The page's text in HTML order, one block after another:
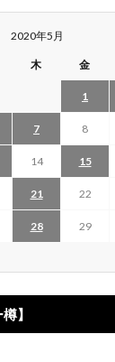
2020年5月
木 金
1
7 8
14 15
21 22
28 29
】